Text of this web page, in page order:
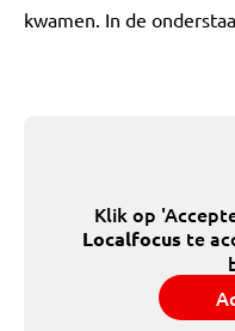
kwamen. In de
Klik op
Localfocus te